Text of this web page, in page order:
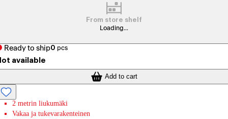
From store shelf
Loading...
Ready to ship0 pcs
available
Add to cart
2 metrin liukumäki
Vakaa ja tukevarakenteinen